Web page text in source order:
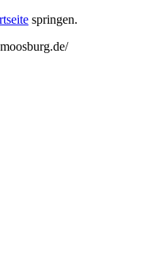
springen.